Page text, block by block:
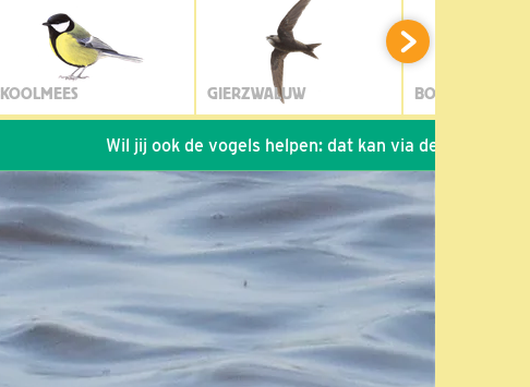
KOOLMEES GIERZWALUW BOSUIL
Wil jij ook de vogels helpen: dat kan via de link!